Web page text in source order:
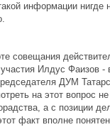
информации нигде
совещания
Илдус Фаизов -
ДУМ
на этот вопрос не
а с позиции
факт вполне